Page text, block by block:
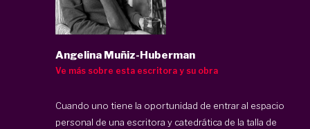
Angelina Muñiz-Huberman
Ve más sobre esta escritora y su obra
Cuando uno tiene la oportunidad de entrar al espacio
personal de una escritora y catedrática de la talla de